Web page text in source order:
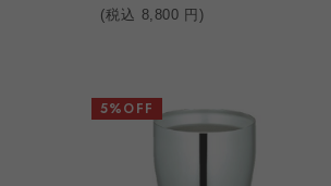
(税込 8,800 円)
5%OFF